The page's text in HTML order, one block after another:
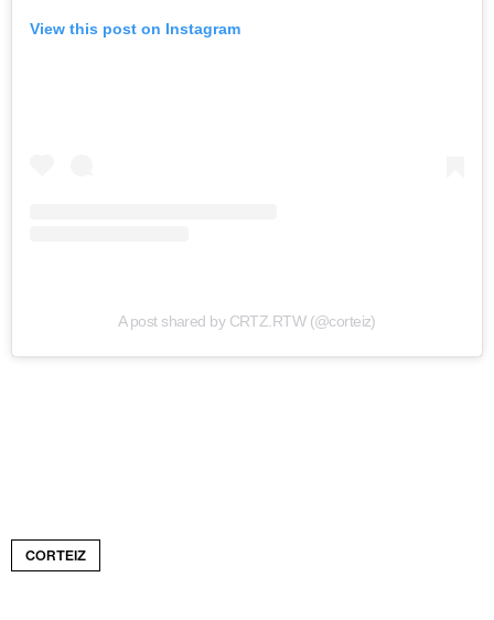
View this post on Instagram
A post shared by CRTZ.RTW (@corteiz)
CORTEIZ